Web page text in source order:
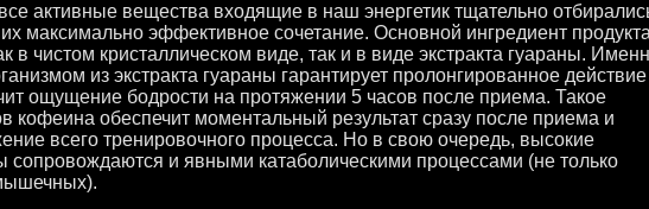
активные вещества входящие в наш энергетик тщательно
максимально эффективное сочетание. Основной ингредиент
в чистом кристаллическом виде, так и в виде экстракта гуараны.
из экстракта гуараны гарантирует пролонгированное действие
ощущение бодрости на протяжении 5 часов после приема. Такое
кофеина обеспечит моментальный результат сразу после приема и
всего тренировочного процесса. Но в свою очередь, высокие
сопровождаются и явными катаболическими процессами (не только